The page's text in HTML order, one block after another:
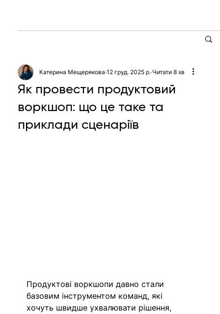
Як провести продуктовий
воркшоп: що це таке та
приклади сценаріїв
Катерина Мещерякова 12 груд. 2025 р. Читати 8 хв
Продуктові воркшопи давно стали
базовим інструментом команд, які
хочуть швидше ухвалювати рішення,